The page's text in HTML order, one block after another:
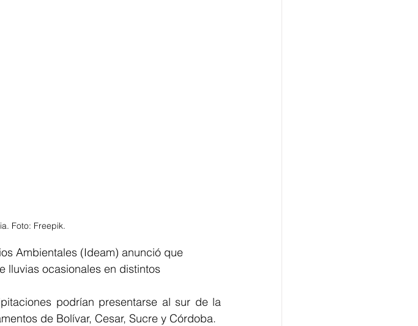
Foto: Freepik.
Ambientales (Ideam) anunció que
lluvias ocasionales en distintos
podrían presentarse al sur de la
de Bolívar, Cesar, Sucre y Córdoba.